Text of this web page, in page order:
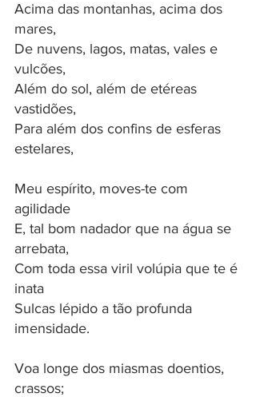
Acima das montanhas, acima dos
mares,
De nuvens, lagos, matas, vales e
vulcões,
Além do sol, além de etéreas
vastidões,
Para além dos confins de esferas
estelares,
Meu espírito, moves-te com
agilidade
E, tal bom nadador que na água se
arrebata,
Com toda essa viril volúpia que te é
inata
Sulcas lépido a tão profunda
imensidade.
Voa longe dos miasmas doentios,
crassos;